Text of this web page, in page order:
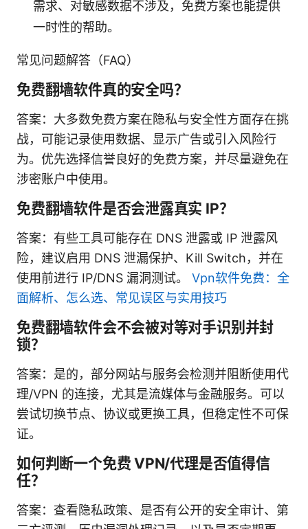
需求、对敏感数据不涉及，免费方案也能提供
一时性的帮助。
常见问题解答（FAQ）
免费翻墙软件真的安全吗？
答案：大多数免费方案在隐私与安全性方面存在挑
战，可能记录使用数据、显示广告或引入风险行
为。优先选择信誉良好的免费方案，并尽量避免在
涉密账户中使用。
免费翻墙软件是否会泄露真实 IP？
答案：有些工具可能存在 DNS 泄露或 IP 泄露风
险，建议启用 DNS 泄漏保护、Kill Switch，并在
使用前进行 IP/DNS 漏洞测试。 Vpn软件免费：全
面解析、怎么选、常见误区与实用技巧
免费翻墙软件会不会被对等对手识别并封
锁？
答案：是的，部分网站与服务会检测并阻断使用代
理/VPN 的连接，尤其是流媒体与金融服务。可以
尝试切换节点、协议或更换工具，但稳定性不可保
证。
如何判断一个免费 VPN/代理是否值得信
任？
答案：查看隐私政策、是否有公开的安全审计、第